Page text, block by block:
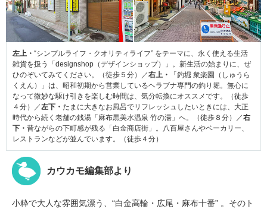
左上・ “シンプルライフ・クオリティライフ” をテーマに、永く使える生活
雑貨を扱う「designshop（デザインショップ）」。新生活の始まりに、ぜ
ひのぞいてみてください。（徒歩５分）／右上・
「釣堀 衆楽園（しゅうら
くえん）」は、昭和初期から営業しているヘラブナ専門の釣り堀。無心に
なって微妙な駆け引きを楽しむ時間は、気分転換にオススメです。（徒歩
４分）／左下・ たまに大きなお風呂でリフレッシュしたいときには、大正
時代から続く老舗の銭湯「麻布黒美水温泉 竹の湯」へ。（徒歩８分）／右
下・ 昔ながらの下町感が残る「白金商店街」。八百屋さんやベーカリー、
レストランなどが並んでいます。（徒歩４分）
カウカモ編集部より
小粋で大人な雰囲気漂う、“白金高輪・広尾・麻布十番” 。そのト